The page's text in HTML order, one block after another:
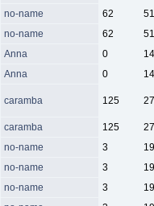
no-name 62
no-name 62
Anna 0
Anna 0
caramba 125
caramba 125
no-name 3
no-name 3
no-name 3